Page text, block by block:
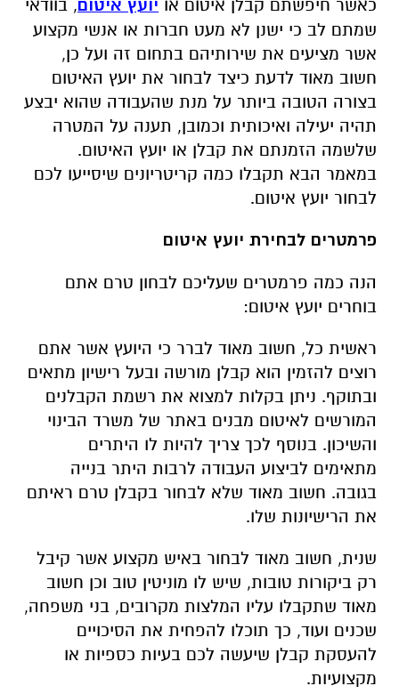
כאשר חיפשתם קבלן איטום או יועץ איטום, בוודאי
שמתם לב כי ישנן לא מעט חברות או אנשי מקצוע
אשר מציעים את שירותיהם בתחום זה ועל כן,
חשוב מאוד לדעת כיצד לבחור את יועץ האיטום
בצורה הטובה ביותר על מנת שהעבודה שהוא יבצע
תהיה יעילה ואיכותית וכמובן, תענה על המטרה
שלשמה הזמנתם את קבלן או יועץ האיטום.
במאמר הבא תקבלו כמה קריטריונים שיסייעו לכם
לבחור יועץ איטום.
פרמטרים לבחירת יועץ איטום
הנה כמה פרמטרים שעליכם לבחון טרם אתם
בוחרים יועץ איטום:
ראשית כל, חשוב מאוד לברר כי היועץ אשר אתם
רוצים להזמין הוא קבלן מורשה ובעל רישיון מתאים
ובתוקף. ניתן בקלות למצוא את רשמת הקבלנים
המורשים לאיטום מבנים באתר של משרד הבינוי
והשיכון. בנוסף לכך צריך להיות לו היתרים
מתאימים לביצוע העבודה לרבות היתר בנייה
בגובה. חשוב מאוד שלא לבחור בקבלן טרם ראיתם
את הרישיונות שלו.
שנית, חשוב מאוד לבחור באיש מקצוע אשר קיבל
רק ביקורות טובות, שיש לו מוניטין טוב וכן חשוב
מאוד שתקבלו עליו המלצות מקרובים, בני משפחה,
שכנים ועוד, כך תוכלו להפחית את הסיכויים
להעסקת קבלן שיעשה לכם בעיות כספיות או
מקצועיות.